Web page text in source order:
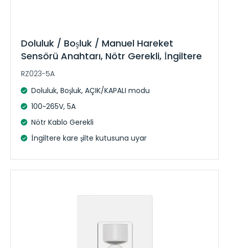
Doluluk / Boşluk / Manuel Hareket
Sensörü Anahtarı, Nötr Gerekli, İngiltere
RZ023-5A
Doluluk, Boşluk, AÇIK/KAPALI modu
100~265V, 5A
Nötr Kablo Gerekli
İngiltere kare şilte kutusuna uyar